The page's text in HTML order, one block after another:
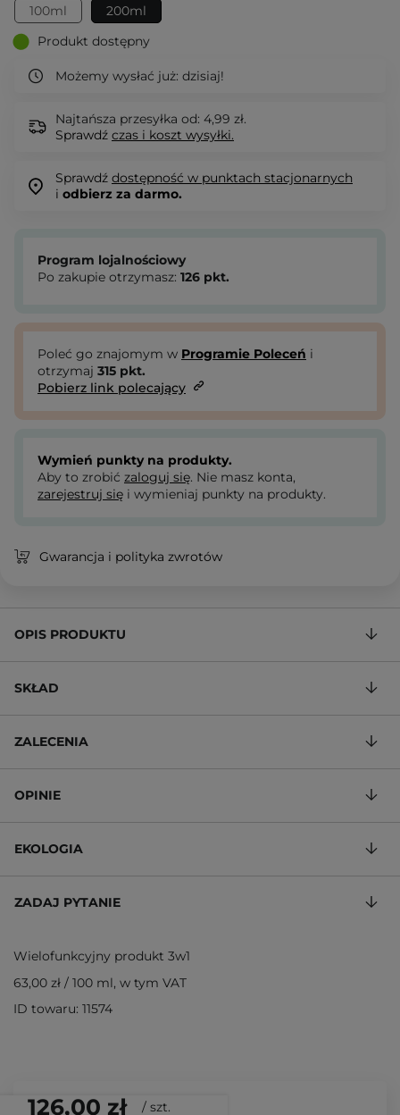
100ml
200ml
Produkt dostępny
Możemy wysłać już: dzisiaj!
Najtańsza przesyłka od: 4,99 zł.
Sprawdź czas i koszt wysyłki.
Sprawdź dostępność w punktach stacjonarnych
i odbierz za darmo.
126,00 zł / szt.
Program lojalnościowy
Po zakupie otrzymasz: 126 pkt.
Poleć go znajomym w Programie Poleceń i
otrzymaj 315 pkt.
Pobierz link polecający
Wymień punkty na produkty.
Aby to zrobić zaloguj się. Nie masz konta,
zarejestruj się i wymieniaj punkty na produkty.
Gwarancja i polityka zwrotów
OPIS PRODUKTU
SKŁAD
ZALECENIA
OPINIE
EKOLOGIA
ZADAJ PYTANIE
Wielofunkcyjny produkt 3w1
63,00 zł / 100 ml, w tym VAT
ID towaru: 11574